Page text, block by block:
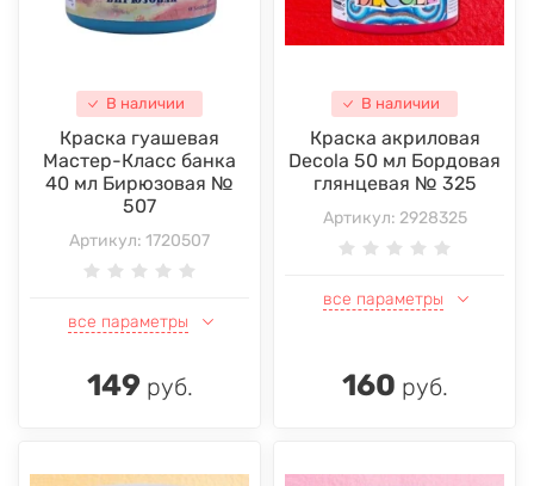
В наличии
Краска гуашевая
Мастер-Класс банка
40 мл Бирюзовая №
507
Артикул: 1720507
все параметры
149руб.
В наличии
Краска акриловая
Decola 50 мл Бордовая
глянцевая № 325
Артикул: 2928325
все параметры
160 руб.